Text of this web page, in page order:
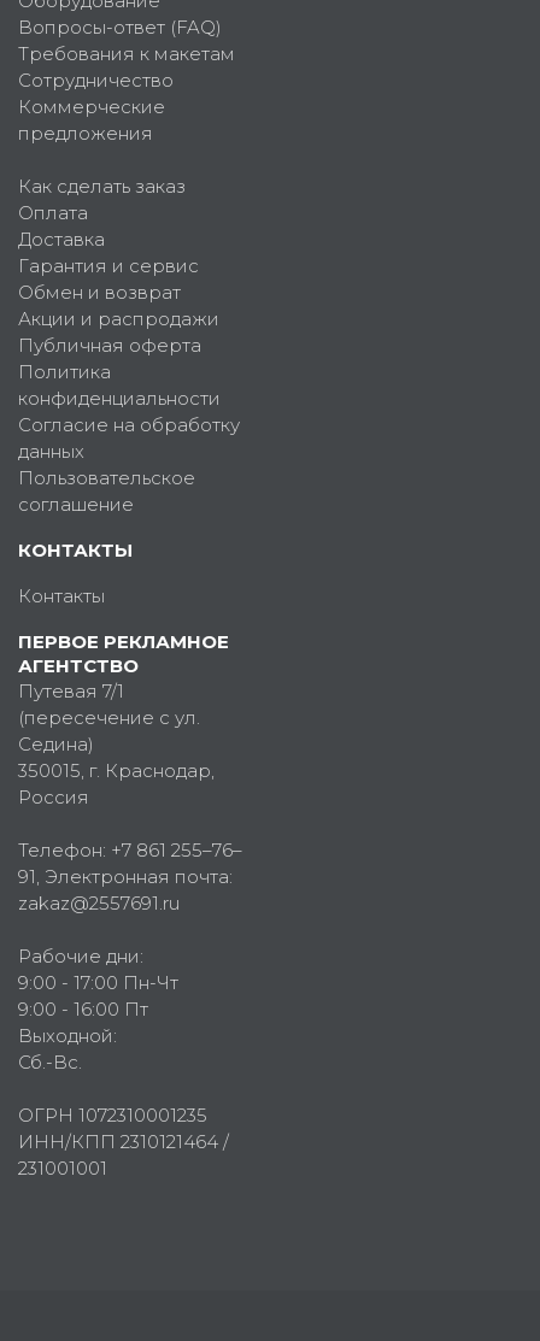
Вопросы-ответ (FAQ)
Требования к макетам
Сотрудничество
Коммерческие
предложения
Как сделать заказ
Оплата
Доставка
Гарантия и сервис
Обмен и возврат
Акции и распродажи
Публичная оферта
Политика
конфиденциальности
Согласие на обработку
данных
Пользовательское
соглашение
КОНТАКТЫ
Контакты
ПЕРВОЕ РЕКЛАМНОЕ
АГЕНТСТВО
Путевая 7/1
(пересечение с ул.
Седина)
350015, г. Краснодар,
Россия
Телефон: +7 861 255–76–
91, Электронная почта:
zakaz@2557691.ru
Рабочие дни:
9:00 - 17:00 Пн-Чт
9:00 - 16:00 Пт
Выходной:
Сб.-Вс.
ОГРН 1072310001235
ИНН/КПП 2310121464 /
231001001